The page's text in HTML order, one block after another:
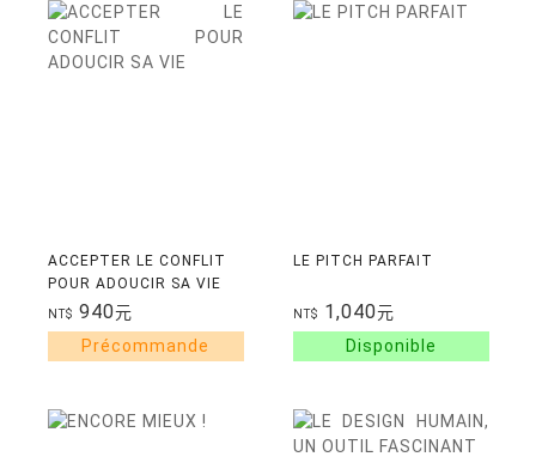
ACCEPTER LE CONFLIT
POUR ADOUCIR SA VIE
NT$ 940元
LE PITCH PARFAIT
NT$ 1,040元